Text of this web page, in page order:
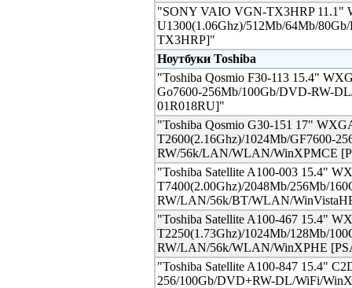
"SONY VAIO VGN-TX3HRP 11.1"
U1300(1.06Ghz)/512Mb/64Mb/
TX3HRP]"
Ноутбуки Toshiba
"Toshiba Qosmio F30-113 15.4"
Go7600-256Mb/100Gb/DVD-RW-
01R018RU]"
"Toshiba Qosmio G30-151 17"
T2600(2.16Ghz)/1024Mb/GF7600-
RW/56k/LAN/WLAN/WinXPMCE
"Toshiba Satellite A100-003 15.4"
T7400(2.00Ghz)/2048Mb/256Mb/
RW/LAN/56k/BT/WLAN/
"Toshiba Satellite A100-467 15.4"
T2250(1.73Ghz)/1024Mb/128Mb/
RW/LAN/56k/WLAN/WinXPHE
"Toshiba Satellite A100-847 15.4"
256/100Gb/DVD+RW-DL/WiFi/